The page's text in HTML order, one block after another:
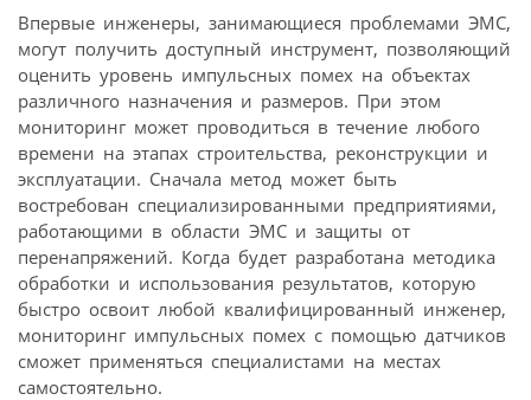
Впервые инженеры, занимающиеся проблемами ЭМС,
могут получить доступный инструмент, позволяющий
оценить уровень импульсных помех на объектах
различного назначения и размеров. При этом
мониторинг может проводиться в течение любого
времени на этапах строительства, реконструкции и
эксплуатации. Сначала метод может быть
востребован специализированными предприятиями,
работающими в области ЭМС и защиты от
перенапряжений. Когда будет разработана методика
обработки и использования результатов, которую
быстро освоит любой квалифицированный инженер,
мониторинг импульсных помех с помощью датчиков
сможет применяться специалистами на местах
самостоятельно.